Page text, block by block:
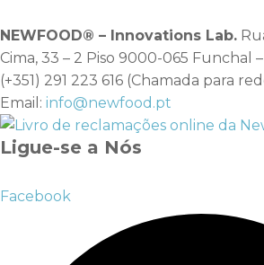
NEWFOOD® – Innovations Lab.
Cima, 33 – 2 Piso 9000-065 Funchal
(+351) 291 223 616 (Chamada para
Email: info@newfood.pt
Ligue-se a Nós
Facebook